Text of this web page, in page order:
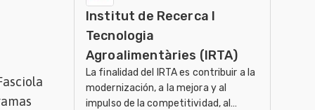
Institut de Recerca I
Tecnologia
Agroalimentàries (IRTA)
La finalidad del IRTA es contribuir a la
modernización, a la mejora y al
impulso de la competitividad, al